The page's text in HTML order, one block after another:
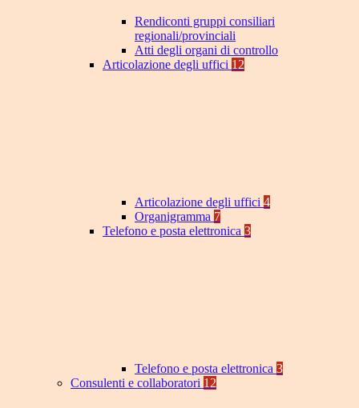
Rendiconti gruppi consiliari
regionali/provinciali
Atti degli organi di controllo
Articolazione degli uffici 12
Articolazione degli uffici 4
Organigramma 7
Telefono e posta elettronica 3
Telefono e posta elettronica 3
Consulenti e collaboratori 12